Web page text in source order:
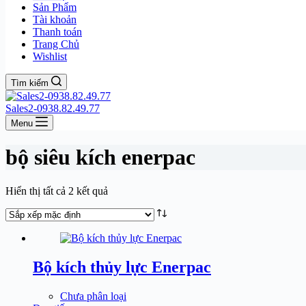
Sản Phẩm
Tài khoản
Thanh toán
Trang Chủ
Wishlist
Tìm kiếm
Sales2-0938.82.49.77
Menu
bộ siêu kích enerpac
Hiển thị tất cả 2 kết quả
Bộ kích thủy lực Enerpac
Chưa phân loại